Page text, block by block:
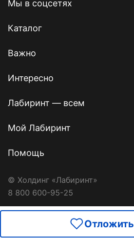
Отложить
Мы в соцсетях
Каталог
Важно
Интересно
Лабиринт — всем
Мой Лабиринт
Помощь
© Холдинг «Лабиринт»
8 800 600-95-25